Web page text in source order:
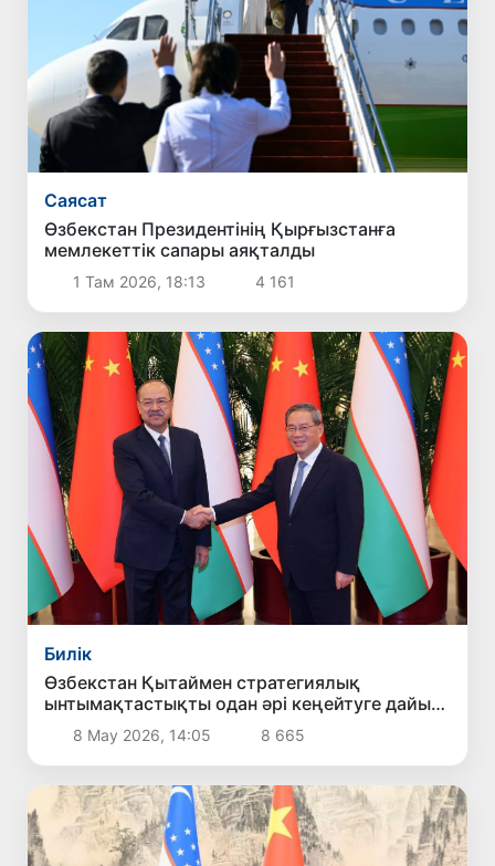
Саясат
Өзбекстан Президентінің Қырғызстанға
мемлекеттік сапары аяқталды
1 Там 2026, 18:13 4 161
Билік
Өзбекстан Қытаймен стратегиялық
ынтымақтастықты одан әрі кеңейтуге дайын
екенін мәлімдеді
8 Мау 2026, 14:05 8 665